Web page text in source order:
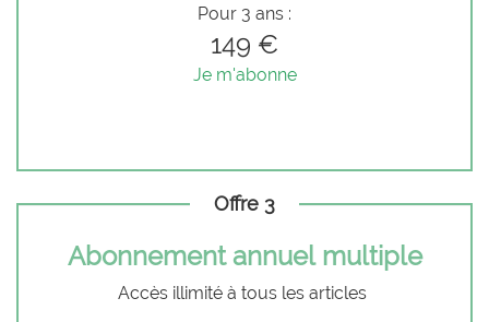
Pour 3 ans :
149 €
Je m'abonne
Offre 3
Abonnement annuel multiple
Accès illimité à tous les articles